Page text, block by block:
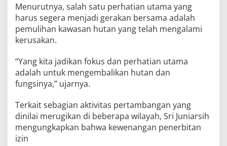
Menurutnya, salah satu perhatian utama yang
harus segera menjadi gerakan bersama adalah
pemulihan kawasan hutan yang telah mengalami
kerusakan.
“Yang kita jadikan fokus dan perhatian utama
adalah untuk mengembalikan hutan dan
fungsinya,” ujarnya.
Terkait sebagian aktivitas pertambangan yang
dinilai merugikan di beberapa wilayah, Sri Juniarsih
mengungkapkan bahwa kewenangan penerbitan
izin